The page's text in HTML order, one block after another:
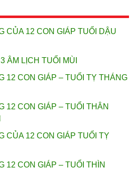
CỦA 12 CON GIÁP TUỔI DẬU
ÂM LỊCH TUỔI MÙI
12 CON GIÁP – TUỔI TỴ THÁNG
12 CON GIÁP – TUỔI THÂN
CỦA 12 CON GIÁP TUỔI TỴ
12 CON GIÁP – TUỔI THÌN